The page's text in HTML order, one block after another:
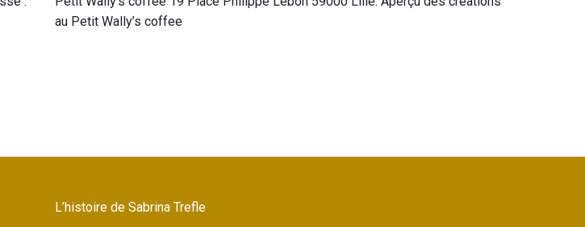
au Petit Wally’s coffee
L’histoire de Sabrina Trefle